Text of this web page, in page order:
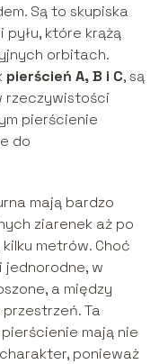
Są to skupiska
pyłu, które krążą
orbitach.
pierścień A, B i C, są
rzeczywistości
pierścienie
do
mają bardzo
ziarenek aż po
metrów. Choć
w
a między
Ta
mają nie
ponieważ